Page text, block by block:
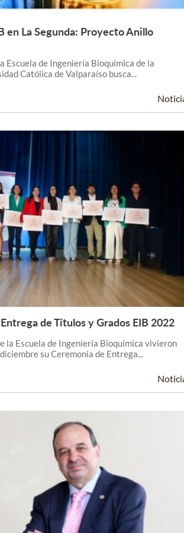
Leer Más +
en La Segunda: Proyecto Anillo
Escuela de Ingeniería Bioquímica de la
Católica de Valparaíso busca...
Leer Más +
de Títulos y Grados EIB 2022
la Escuela de Ingeniería Bioquímica vivieron
su Ceremonia de Entrega...